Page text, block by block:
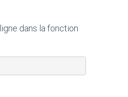
dans la fonction